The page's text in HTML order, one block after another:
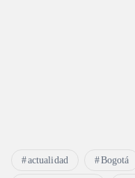
actualidad Bogotá